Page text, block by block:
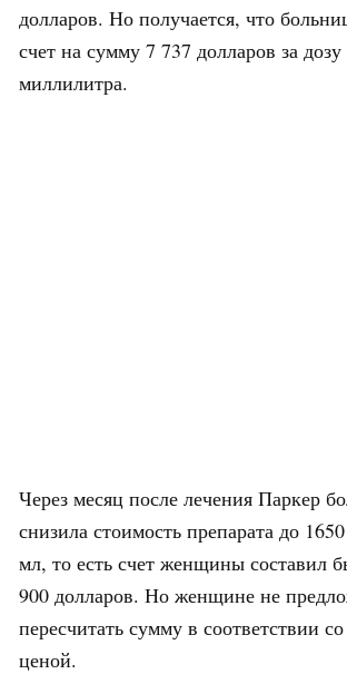
долларов. Но получается, что
счет на сумму 7 737 долларов за
миллилитра.
Через месяц после лечения Паркер
снизила стоимость препарата до
мл, то есть счет женщины составил
900 долларов. Но женщине не
пересчитать сумму в соответствии
ценой.